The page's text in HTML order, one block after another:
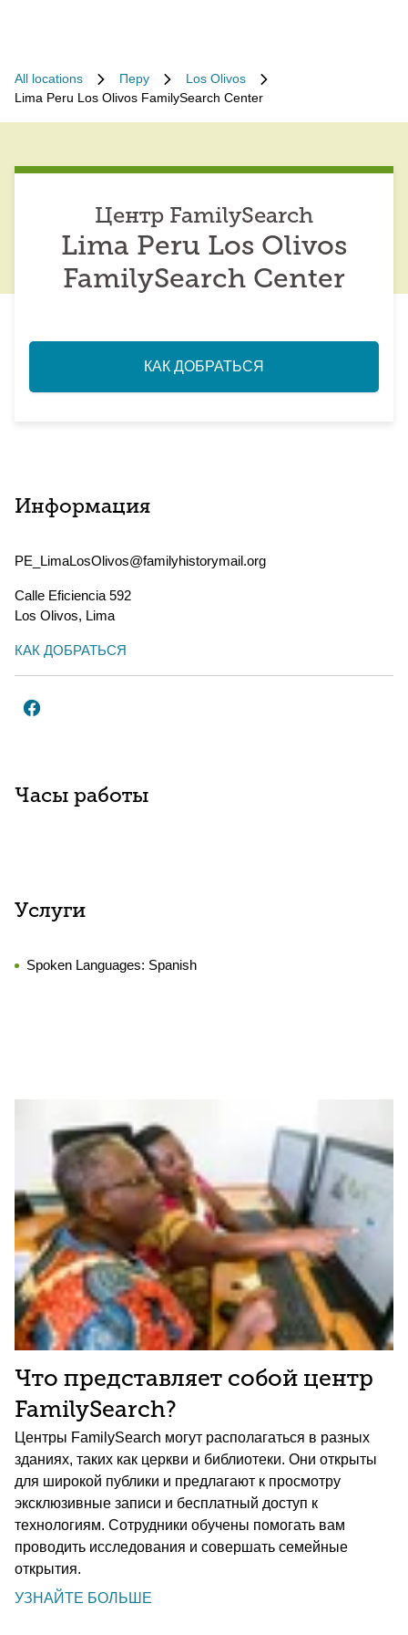
All locations Перу
Los Olivos
Lima Peru Los Olivos FamilySearch Center
Центр FamilySearch
Lima Peru Los Olivos
FamilySearch Center
КАК ДОБРАТЬСЯ
Информация
PE_LimaLosOlivos@familyhistorymail.org
Calle Eficiencia 592
Los Olivos, Lima
КАК ДОБРАТЬСЯ
Часы работы
Услуги
Spoken Languages: Spanish
Что представляет собой центр
FamilySearch?
Центры FamilySearch могут располагаться в разных
зданиях, таких как церкви и библиотеки. Они открыты
для широкой публики и предлагают к просмотру
эксклюзивные записи и бесплатный доступ к
технологиям. Сотрудники обучены помогать вам
проводить исследования и совершать семейные
открытия.
УЗНАЙТЕ БОЛЬШЕ